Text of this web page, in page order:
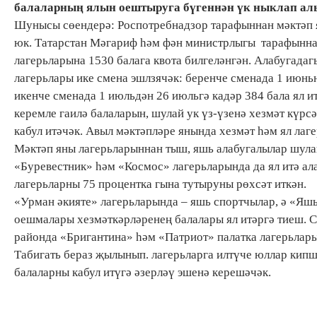
балаларның ялын оештыруга бүгеннән үк ныклап
Шунысы сөендерә: Роспотребнадзор тарафыннан мәктәп
юк. Татарстан Мәгариф һәм фән министрлыгы
лагерьларына 1530 балага квота билгеләнгән.
лагерьлары ике смена эшлзячәк: беренче сменада 1
икенче сменада 1 июльдән 26 июльгә кадәр 384 бала ял
керемле гаилә балаларын, шулай ук үз-үзенә хезмәт
кабул итәчәк. Авыл мәктәпләре янында хезмәт һәм ял
Мәктәп яны лагерьларыннан тыш, яшь алабугалылар
«Буревестник» һәм «Космос» лагерьларында да ял итә
лагерьларны 75 процентка гына тутыруны рөхсәт иткән.
«Урман әкияте» лагерьларында – яшь спортчылар, ә
оешмалары хезмәткәрләренең балалары ял итәргә тиеш.
районда «Бригантина» һәм «Патриот» палатка
Табигать бераз җылынып. лагерьларга илтүче юллар
балаларны кабул итүгә әзерләү эшенә керешәчәк.